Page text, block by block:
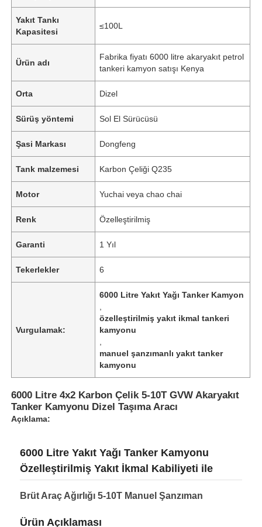
Ürünler
Kalite kontrol
Haberler
Tüm servis talepleri
Teklif isteği
Tank yarı römork
Yakıt Tankı
Kapasitesi
≤100L
Ürün adı
Fabrika fiyatı 6000 litre akaryakıt petrol
tankeri kamyon satışı Kenya
Orta Dizel
Sürüş yöntemi Sol El Sürücüsü
Şasi Markası Dongfeng
Tank malzemesi Karbon Çeliği Q235
Motor Yuchai veya chao chai
Renk Özelleştirilmiş
Garanti 1 Yıl
Tekerlekler 6
Vurgulamak:
6000 Litre Yakıt Yağı Tanker Kamyon
özelleştirilmiş yakıt ikmal tankeri
kamyonu
manuel şanzımanlı yakıt tanker
kamyonu
6000 Litre 4x2 Karbon Çelik 5-10T GVW Akaryakıt
Tanker Kamyonu Dizel Taşıma Aracı
Açıklama:
6000 Litre Yakıt Yağı Tanker Kamyonu
Özelleştirilmiş Yakıt İkmal Kabiliyeti ile
Brüt Araç Ağırlığı 5-10T Manuel Şanzıman
Ürün Açıklaması